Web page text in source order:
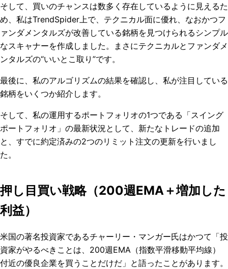
そして、買いのチャンスは数多く存在しているように見えるた
め、私はTrendSpider上で、テクニカル面に優れ、なおかつフ
ァンダメンタルズが改善している銘柄を見つけられるシンプル
なスキャナーを作成しました。まさにテクニカルとファンダメ
ンタルズの“いいとこ取り”です。
最後に、私のアルゴリズムの結果を確認し、私が注目している
銘柄をいくつか紹介します。
そして、私の運用するポートフォリオの1つである「スイング
ポートフォリオ」の最新状況として、新たなトレードの追加
と、すでに約定済みの2つのリミット注文の更新を行いまし
た。
押し目買い戦略（200週EMA＋増加した
利益）
米国の著名投資家であるチャーリー・マンガー氏はかつて「投
資家がやるべきことは、200週EMA（指数平滑移動平均線）
付近の優良企業を買うことだけだ」と語ったことがあります。